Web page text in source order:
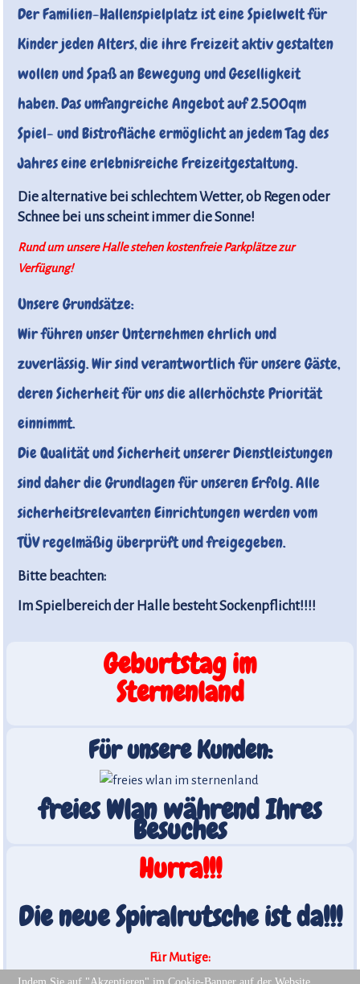
Der Familien-Hallenspielplatz ist eine Spielwelt für
Kinder jeden Alters, die ihre Freizeit aktiv gestalten
wollen und Spaß an Bewegung und Geselligkeit
haben. Das umfangreiche Angebot auf 2.500qm
Spiel- und Bistrofläche ermöglicht an jedem Tag des
Jahres eine erlebnisreiche Freizeitgestaltung.
Die alternative bei schlechtem Wetter, ob Regen oder
Schnee bei uns scheint immer die Sonne!
Rund um unsere Halle stehen kostenfreie Parkplätze zur
Verfügung!
Unsere Grundsätze:
Wir führen unser Unternehmen ehrlich und
zuverlässig. Wir sind verantwortlich für unsere Gäste,
deren Sicherheit für uns die allerhöchste Priorität
einnimmt.
Die Qualität und Sicherheit unserer Dienstleistungen
sind daher die Grundlagen für unseren Erfolg. Alle
sicherheitsrelevanten Einrichtungen werden vom
TÜV regelmäßig überprüft und freigegeben.
Bitte beachten:
Im Spielbereich der Halle besteht Sockenpflicht!!!!
Geburtstag im
Sternenland
Für unsere Kunden:
freies Wlan während Ihres
Besuches
Hurra!!!
Die neue Spiralrutsche ist da!!!
Für Mutige:
Unsere neue Freifallrutsche